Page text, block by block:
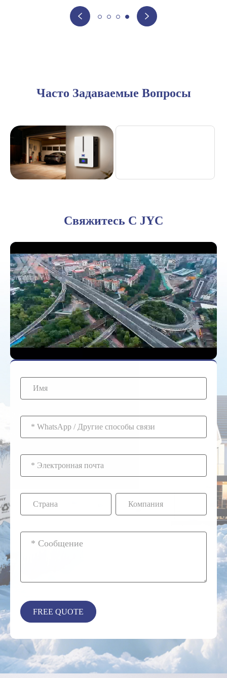
 
Часто Задаваемые Вопросы
Свяжитесь С JYC